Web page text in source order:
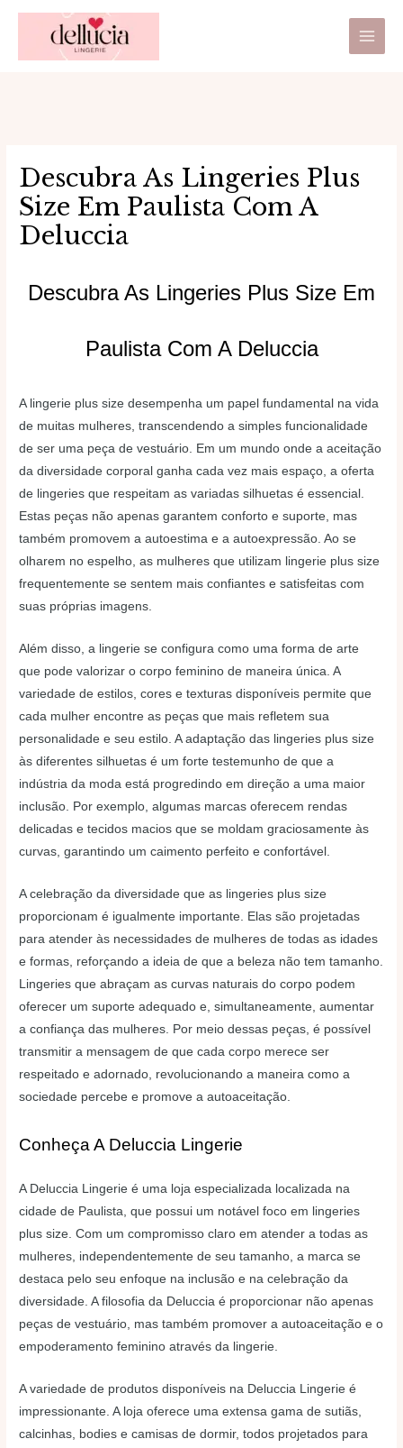
Main
Descubra As Lingeries Plus
Size Em Paulista Com A
Deluccia
Descubra As Lingeries Plus Size Em
Paulista Com A Deluccia
A lingerie plus size desempenha um papel fundamental na vida
de muitas mulheres, transcendendo a simples funcionalidade
de ser uma peça de vestuário. Em um mundo onde a aceitação
da diversidade corporal ganha cada vez mais espaço, a oferta
de lingeries que respeitam as variadas silhuetas é essencial.
Estas peças não apenas garantem conforto e suporte, mas
também promovem a autoestima e a autoexpressão. Ao se
olharem no espelho, as mulheres que utilizam lingerie plus size
frequentemente se sentem mais confiantes e satisfeitas com
suas próprias imagens.
Além disso, a lingerie se configura como uma forma de arte
que pode valorizar o corpo feminino de maneira única. A
variedade de estilos, cores e texturas disponíveis permite que
cada mulher encontre as peças que mais refletem sua
personalidade e seu estilo. A adaptação das lingeries plus size
às diferentes silhuetas é um forte testemunho de que a
indústria da moda está progredindo em direção a uma maior
inclusão. Por exemplo, algumas marcas oferecem rendas
delicadas e tecidos macios que se moldam graciosamente às
curvas, garantindo um caimento perfeito e confortável.
A celebração da diversidade que as lingeries plus size
proporcionam é igualmente importante. Elas são projetadas
para atender às necessidades de mulheres de todas as idades
e formas, reforçando a ideia de que a beleza não tem tamanho.
Lingeries que abraçam as curvas naturais do corpo podem
oferecer um suporte adequado e, simultaneamente, aumentar
a confiança das mulheres. Por meio dessas peças, é possível
transmitir a mensagem de que cada corpo merece ser
respeitado e adornado, revolucionando a maneira como a
sociedade percebe e promove a autoaceitação.
Conheça A Deluccia Lingerie
A Deluccia Lingerie é uma loja especializada localizada na
cidade de Paulista, que possui um notável foco em lingeries
plus size. Com um compromisso claro em atender a todas as
mulheres, independentemente de seu tamanho, a marca se
destaca pelo seu enfoque na inclusão e na celebração da
diversidade. A filosofia da Deluccia é proporcionar não apenas
peças de vestuário, mas também promover a autoaceitação e o
empoderamento feminino através da lingerie.
A variedade de produtos disponíveis na Deluccia Lingerie é
impressionante. A loja oferece uma extensa gama de sutiãs,
calcinhas, bodies e camisas de dormir, todos projetados para